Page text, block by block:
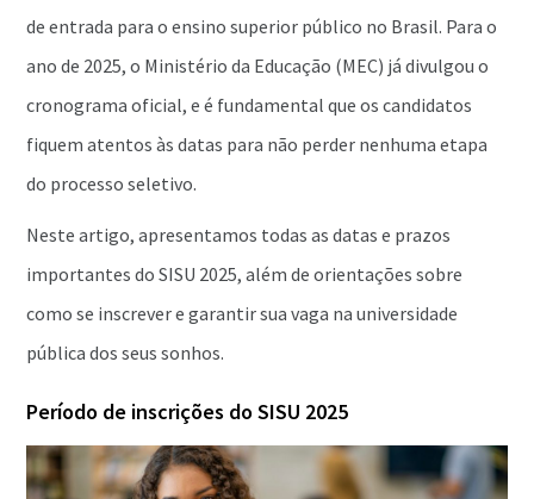
de entrada para o ensino superior público no Brasil. Para o
ano de 2025, o Ministério da Educação (MEC) já divulgou o
cronograma oficial, e é fundamental que os candidatos
fiquem atentos às datas para não perder nenhuma etapa
do processo seletivo.
Neste artigo, apresentamos todas as datas e prazos
importantes do SISU 2025, além de orientações sobre
como se inscrever e garantir sua vaga na universidade
pública dos seus sonhos.
Período de inscrições do SISU 2025